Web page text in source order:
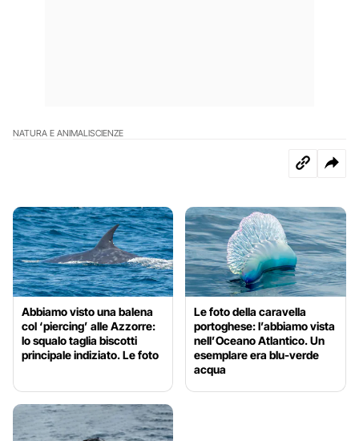
NATURA E ANIMALISCIENZE
Abbiamo visto una balena
col ‘piercing’ alle Azzorre:
lo squalo taglia biscotti
principale indiziato. Le foto
Le foto della caravella
portoghese: l’abbiamo vista
nell’Oceano Atlantico. Un
esemplare era blu-verde
acqua